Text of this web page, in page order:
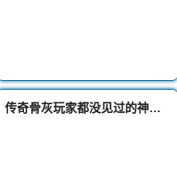
传奇骨灰玩家都没见过的神装城主战袍